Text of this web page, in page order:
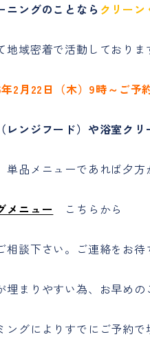
ニングのことなら クリーン
地域密着で活動しておりま
2月22日（木）9時～ご予
レンジフード）や浴室ク
単品メニューであれば夕方
メニュー こちらから
相談下さい。ご連絡をお待
埋まりやすい為、お早めの
ングによりすでにご予約